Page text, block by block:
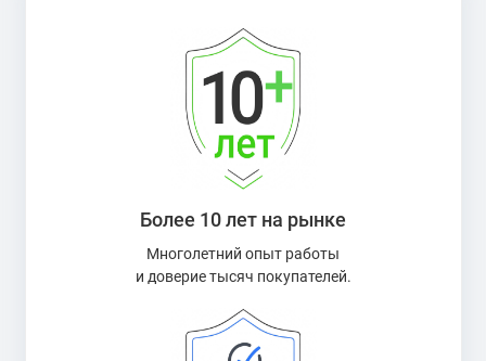
Более 10 лет на рынке
Многолетний опыт работы
и доверие тысяч покупателей.